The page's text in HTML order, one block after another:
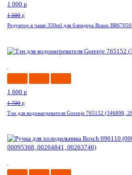
1 000 p
1 500 p
Редуктор к чаше 350ml для блендера Braun
1 600 p
1 700 p
Тэн для водонагревателя Gorenje 765152 (346898,